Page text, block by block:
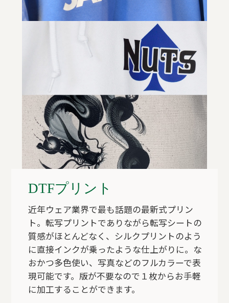
DTFプリント
近年ウェア業界で最も話題の最新式プリン
ト。転写プリントでありながら転写シートの
質感がほとんどなく、シルクプリントのよう
に直接インクが乗ったような仕上がりに。な
おかつ多色使い、写真などのフルカラーで表
現可能です。版が不要なので１枚からお手軽
に加工することができます。